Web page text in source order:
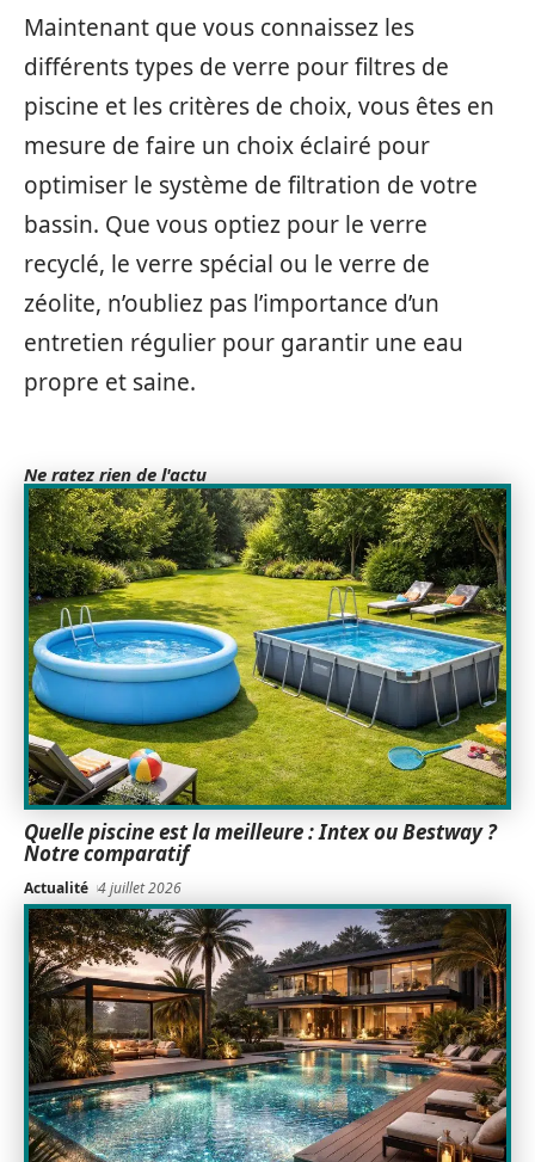
Maintenant que vous connaissez les
différents types de verre pour filtres de
piscine et les critères de choix, vous êtes en
mesure de faire un choix éclairé pour
optimiser le système de filtration de votre
bassin. Que vous optiez pour le verre
recyclé, le verre spécial ou le verre de
zéolite, n’oubliez pas l’importance d’un
entretien régulier pour garantir une eau
propre et saine.
Ne ratez rien de l'actu
Quelle piscine est la meilleure : Intex ou Bestway ?
Notre comparatif
Actualité 4 juillet 2026